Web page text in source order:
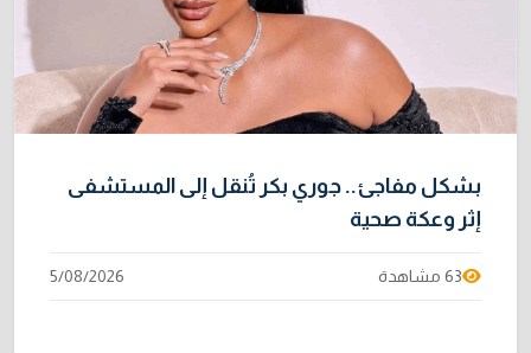
بشكل مفاجئ.. جوري بكر تُنقل إلى المستشفى
إثر وعكة صحية
63 مشاهدة 5/08/2026